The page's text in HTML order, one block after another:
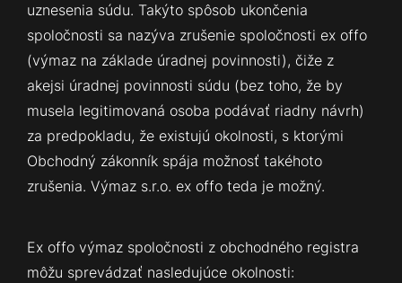
uznesenia súdu. Takýto spôsob ukončenia
spoločnosti sa nazýva zrušenie spoločnosti ex offo
(výmaz na základe úradnej povinnosti), čiže z
akejsi úradnej povinnosti súdu (bez toho, že by
musela legitimovaná osoba podávať riadny návrh)
za predpokladu, že existujú okolnosti, s ktorými
Obchodný zákonník spája možnosť takéhoto
zrušenia. Výmaz s.r.o. ex offo teda je možný.
Ex offo výmaz spoločnosti z obchodného registra
môžu sprevádzať nasledujúce okolnosti: